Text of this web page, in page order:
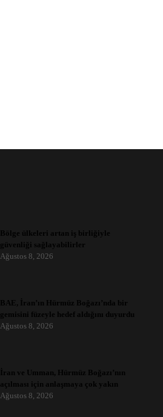
Bölge ülkeleri artan iş birliğiyle
güvenliği sağlayabilirler
Ağustos 8, 2026
BAE, İran’ın Hürmüz Boğazı’nda bir
gemisini füzeyle hedef aldığını duyurdu
Ağustos 8, 2026
İran ve Umman, Hürmüz Boğazı’nın
açılması için anlaşmaya çok yakın
Ağustos 8, 2026